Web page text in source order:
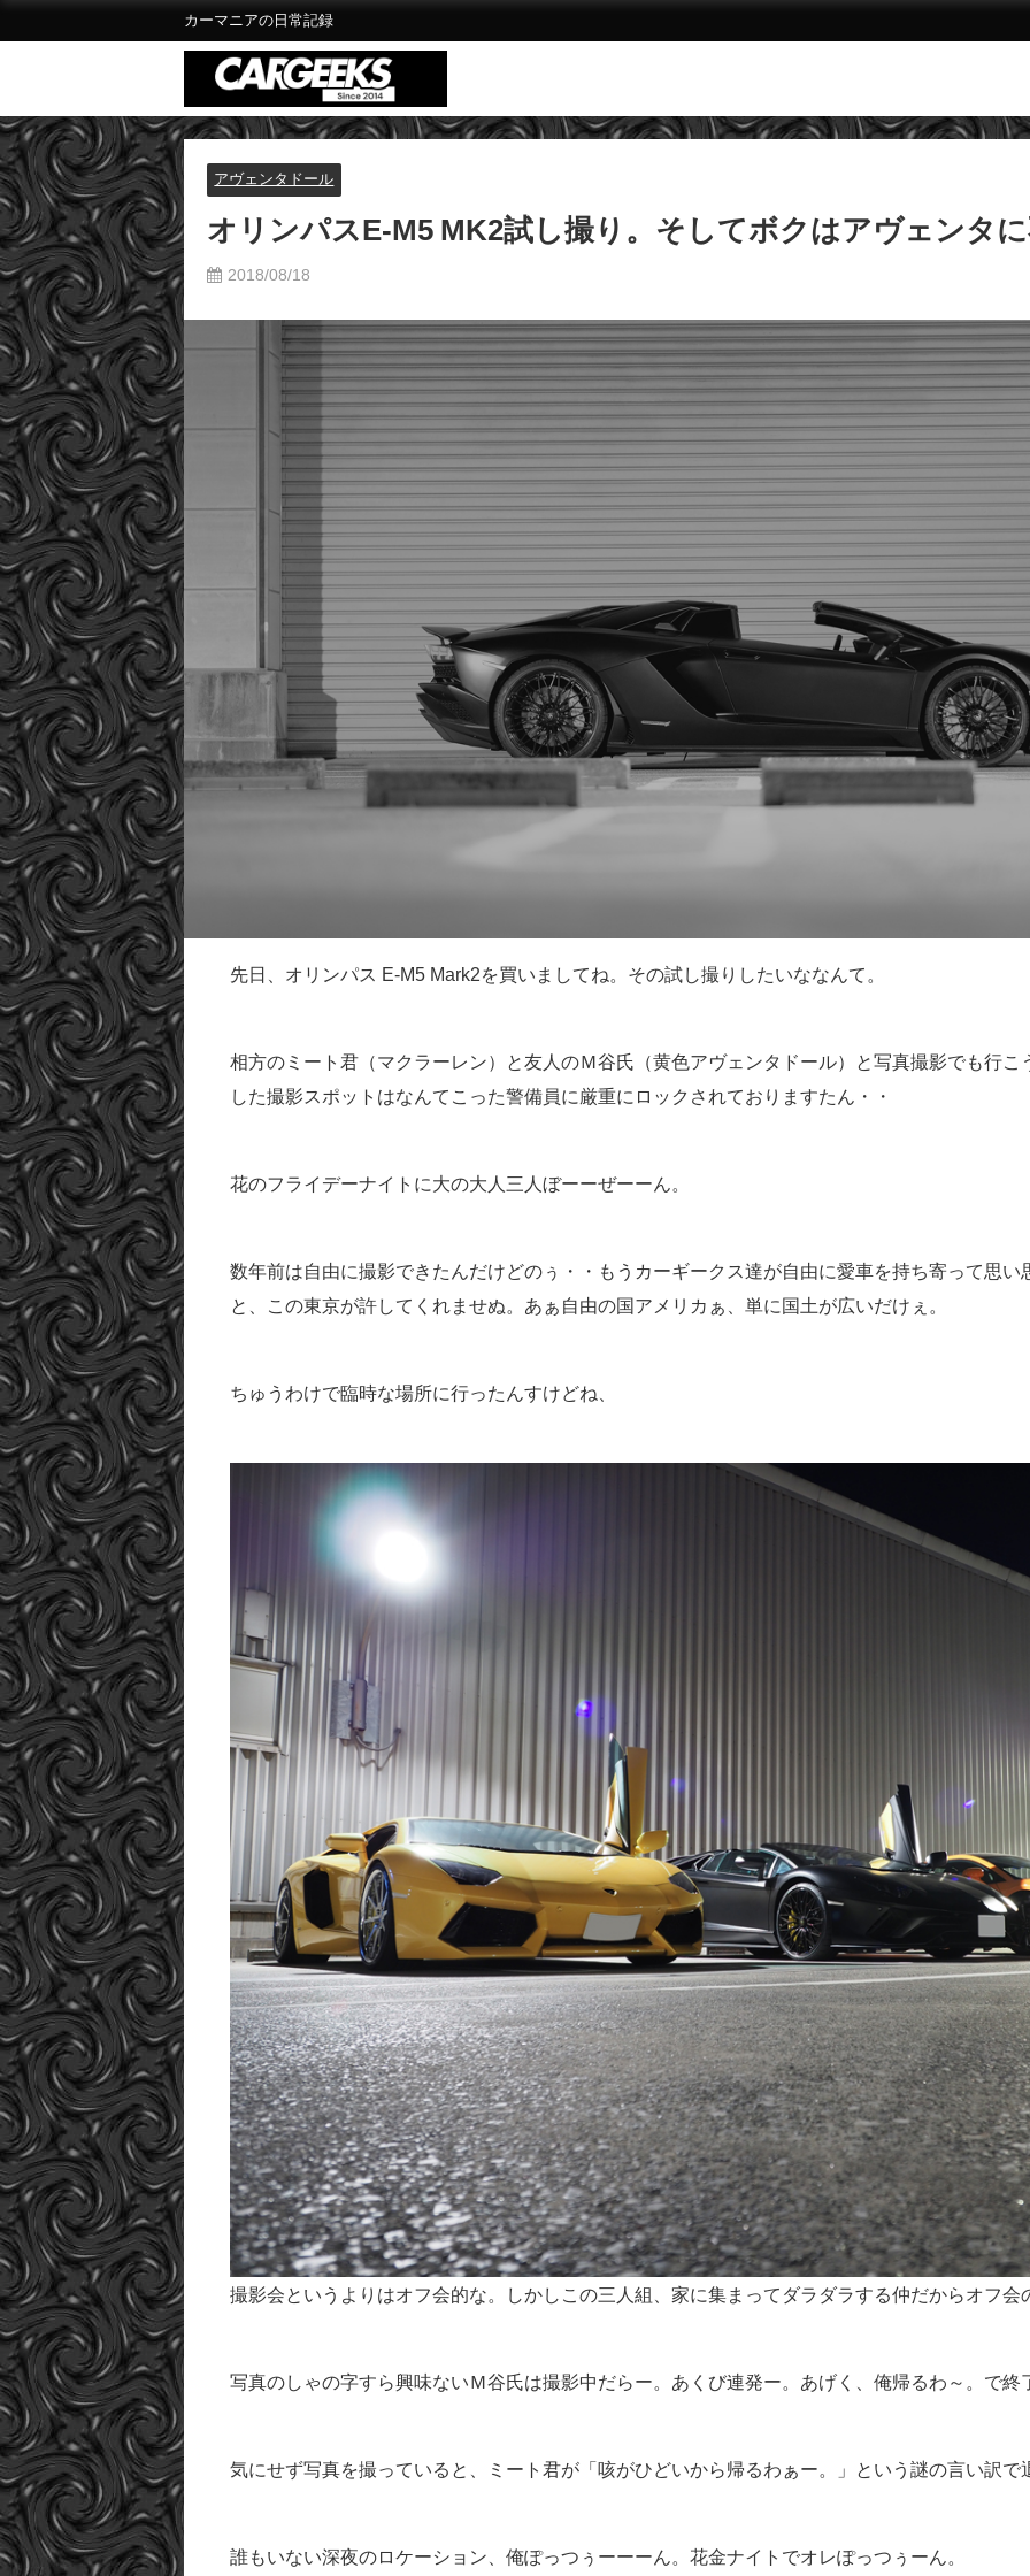
カーマニアの日常記録
アヴェンタドール
オリンパスE-M5 MK2試し撮り。そしてボクはアヴェンタ
2018/08/18
先日、オリンパス E-M5 Mark2を買いましてね。その試し撮りしたいななんて。
相方のミート君（マクラーレン）と友人のＭ谷氏（黄色アヴェンタドール）と写真撮影でも行
した撮影スポットはなんてこった警備員に厳重にロックされておりますたん・・
花のフライデーナイトに大の大人三人ぼーーぜーーん。
数年前は自由に撮影できたんだけどのぅ・・もうカーギークス達が自由に愛車を持ち寄って思
と、この東京が許してくれませぬ。あぁ自由の国アメリカぁ、単に国土が広いだけぇ。
ちゅうわけで臨時な場所に行ったんすけどね、
撮影会というよりはオフ会的な。しかしこの三人組、家に集まってダラダラする仲だからオフ
写真のしゃの字すら興味ないＭ谷氏は撮影中だらー。あくび連発ー。あげく、俺帰るわ～。で終
気にせず写真を撮っていると、ミート君が「咳がひどいから帰るわぁー。」という謎の言い訳で
誰もいない深夜のロケーション、俺ぽっつぅーーーん。花金ナイトでオレぽっつぅーん。